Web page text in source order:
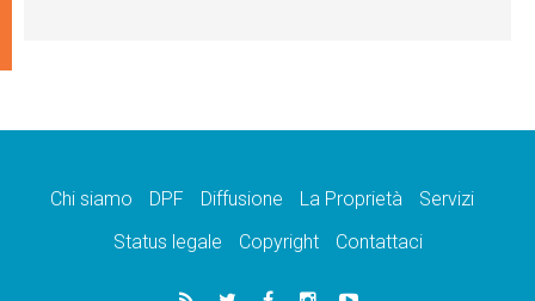
Chi siamo DPF Diffusione La Proprietà
Servizi
Status legale
Copyright Contattaci